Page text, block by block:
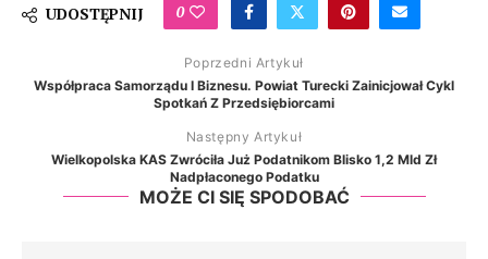
UDOSTĘPNIJ 0
Poprzedni Artykuł
Współpraca Samorządu I Biznesu. Powiat Turecki Zainicjował Cykl
Spotkań Z Przedsiębiorcami
Następny Artykuł
Wielkopolska KAS Zwróciła Już Podatnikom Blisko 1,2 Mld Zł
Nadpłaconego Podatku
MOŻE CI SIĘ SPODOBAĆ